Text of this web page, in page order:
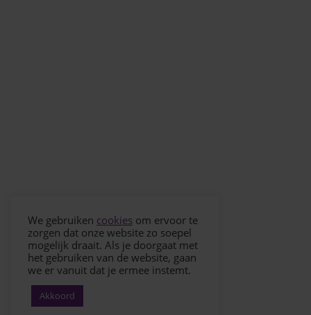
We gebruiken cookies om ervoor te
zorgen dat onze website zo soepel
mogelijk draait. Als je doorgaat met
het gebruiken van de website, gaan
we er vanuit dat je ermee instemt.
Akkoord